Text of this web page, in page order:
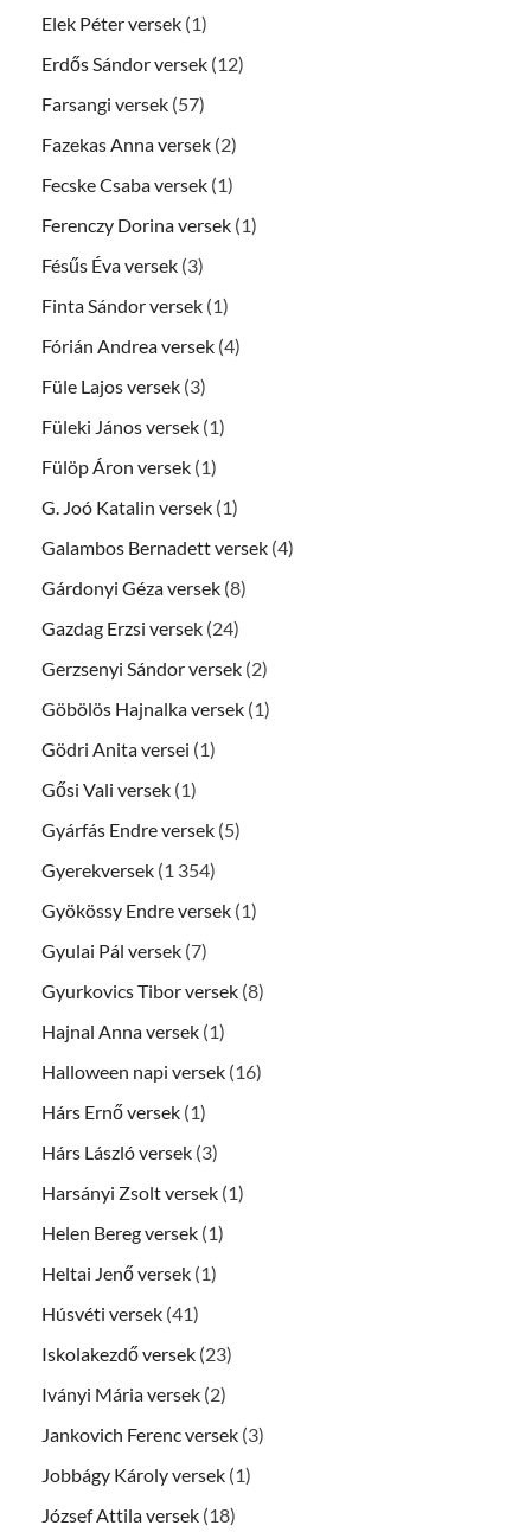
Elek Péter versek (1)
Erdős Sándor versek (12)
Farsangi versek (57)
Fazekas Anna versek (2)
Fecske Csaba versek (1)
Ferenczy Dorina versek (1)
Fésűs Éva versek (3)
Finta Sándor versek (1)
Fórián Andrea versek (4)
Füle Lajos versek (3)
Füleki János versek (1)
Fülöp Áron versek (1)
G. Joó Katalin versek (1)
Galambos Bernadett versek (4)
Gárdonyi Géza versek (8)
Gazdag Erzsi versek (24)
Gerzsenyi Sándor versek (2)
Göbölös Hajnalka versek (1)
Gödri Anita versei (1)
Gősi Vali versek (1)
Gyárfás Endre versek (5)
Gyerekversek (1 354)
Gyökössy Endre versek (1)
Gyulai Pál versek (7)
Gyurkovics Tibor versek (8)
Hajnal Anna versek (1)
Halloween napi versek (16)
Hárs Ernő versek (1)
Hárs László versek (3)
Harsányi Zsolt versek (1)
Helen Bereg versek (1)
Heltai Jenő versek (1)
Húsvéti versek (41)
Iskolakezdő versek (23)
Iványi Mária versek (2)
Jankovich Ferenc versek (3)
Jobbágy Károly versek (1)
József Attila versek (18)